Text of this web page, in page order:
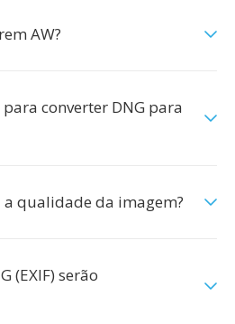
AW?
converter DNG para
a qualidade da imagem?
(EXIF) serão